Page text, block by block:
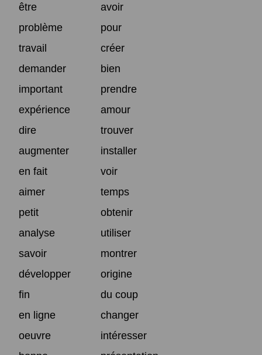
être
avoir
problème
pour
travail
créer
demander
bien
important
prendre
expérience
amour
dire
trouver
augmenter
installer
en fait
voir
aimer
temps
petit
obtenir
analyse
utiliser
savoir
montrer
développer
origine
fin
du coup
en ligne
changer
oeuvre
intéresser